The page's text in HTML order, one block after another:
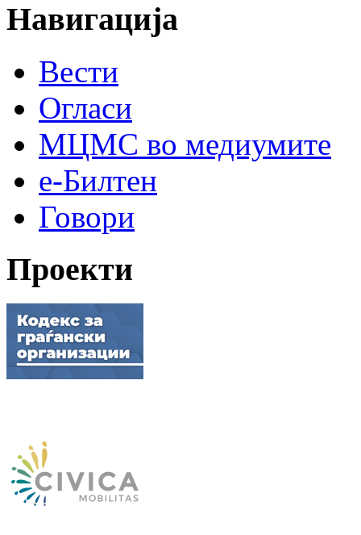
Навигација
Вести
Огласи
МЦМС во медиумите
е-Билтен
Говори
Проекти